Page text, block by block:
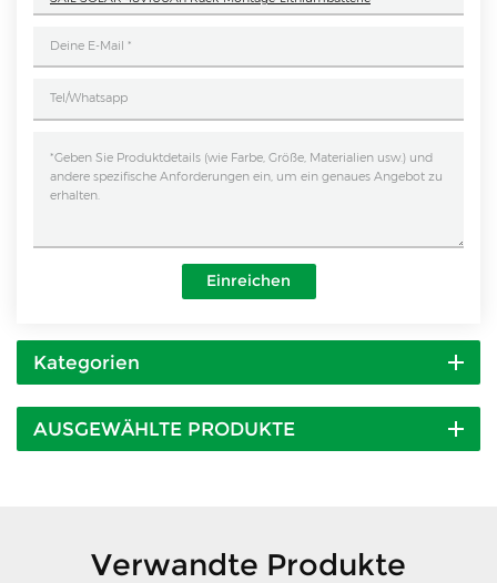
Einreichen
Kategorien
AUSGEWÄHLTE PRODUKTE
Verwandte Produkte